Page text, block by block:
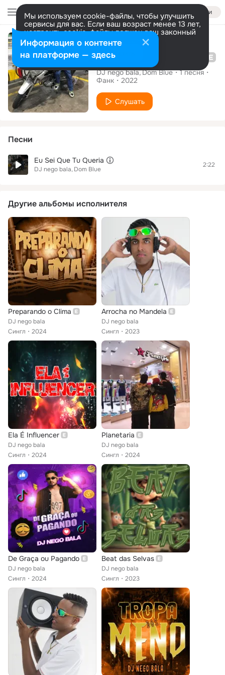
Войти
Мы используем cookie-файлы, чтобы улучшить
сервисы для вас. Если ваш возраст менее 13 лет,
настроить cookie-файлы должен ваш законный
представитель. Больше информации
Разрешить все Настроить
Сингл
DJ nego bala Dom Blue 1песня
Фанк
2022
Слушать
Песни
Eu Sei Que Tu Queria
DJ nego bala Dom Blue
2:22
Другие альбомы исполнителя
Preparando o Clima
DJ nego bala
Сингл
2024
Arrocha no Mandela
DJ nego bala
Сингл
2023
Ela É Influencer
DJ nego bala
Сингл
2024
Planetaria
DJ nego bala
Сингл
2024
De Graça ou Pagando
DJ nego bala
Сингл
2024
Beat das Selvas
DJ nego bala
Сингл
2023
Информация о контенте
на платформе — здесь